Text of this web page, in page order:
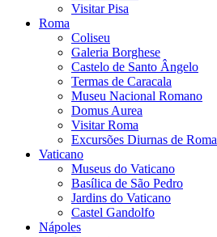
Visitar Pisa
Roma
Coliseu
Galeria Borghese
Castelo de Santo Ângelo
Termas de Caracala
Museu Nacional Romano
Domus Aurea
Visitar Roma
Excursões Diurnas de Roma
Vaticano
Museus do Vaticano
Basílica de São Pedro
Jardins do Vaticano
Castel Gandolfo
Nápoles